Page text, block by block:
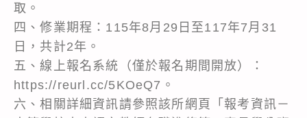
取。
四、修業期程：115年8月29日至117年7月31
日，共計2年。
五、線上報名系統（僅於報名期間開放）：
https://reurl.cc/5KOeQ7。
六、相關詳細資訊請參照該所網頁「報考資訊－